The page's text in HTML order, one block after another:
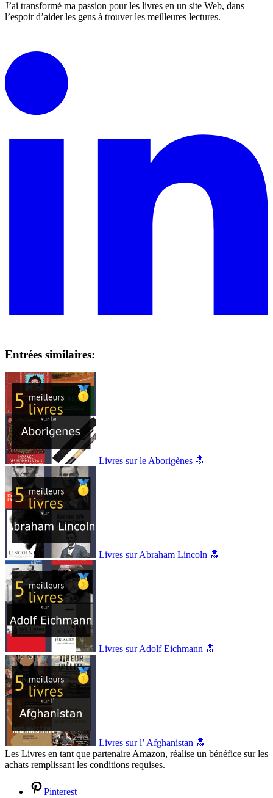
J’ai transformé ma passion pour les livres en un site Web, dans
l’espoir d’aider les gens à trouver les meilleures lectures.
Entrées similaires:
Livres sur le Aborigènes 🔝
Livres sur Abraham Lincoln 🔝
Livres sur Adolf Eichmann 🔝
Livres sur l’ Afghanistan 🔝
Les Livres en tant que partenaire Amazon, réalise un bénéfice sur les
achats remplissant les conditions requises.
Pinterest